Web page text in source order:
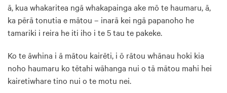
ā, kua whakaritea ngā whakapainga ake mō te haumaru, ā,
ka pērā tonutia e mātou – inarā kei ngā papanoho he
tamariki i reira he iti iho i te 5 tau te pakeke.
Ko te āwhina i ā mātou kairēti, i ō rātou whānau hoki kia
noho haumaru ko tētahi wāhanga nui o tā mātou mahi hei
kairetiwhare tino nui o te motu nei.